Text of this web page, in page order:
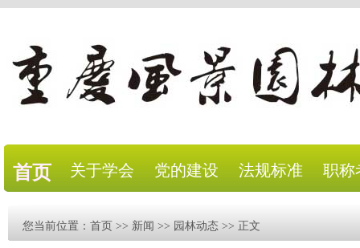
首页 关于学会 党的建设 法规标准 职称
您当前位置： 首页 >> 新闻 >> 园林动态 >> 正文